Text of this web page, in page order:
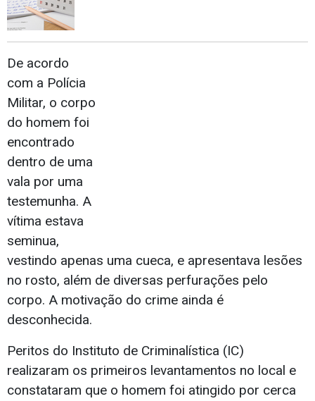
De acordo
com a Polícia
Militar, o corpo
do homem foi
encontrado
dentro de uma
vala por uma
testemunha. A
vítima estava
seminua,
vestindo apenas uma cueca, e apresentava lesões
no rosto, além de diversas perfurações pelo
corpo. A motivação do crime ainda é
desconhecida.
Peritos do Instituto de Criminalística (IC)
realizaram os primeiros levantamentos no local e
constataram que o homem foi atingido por cerca